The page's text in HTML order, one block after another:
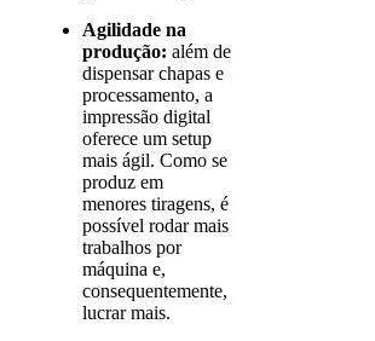
Agilidade na
produção: além de
dispensar chapas e
processamento, a
impressão digital
oferece um setup
mais ágil. Como se
produz em
menores tiragens, é
possível rodar mais
trabalhos por
máquina e,
consequentemente,
lucrar mais.